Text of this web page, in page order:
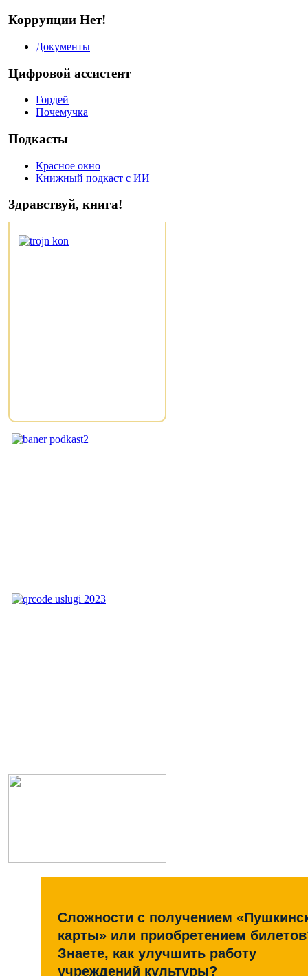
Коррупции Нет!
Документы
Цифровой ассистент
Гордей
Почемучка
Подкасты
Красное окно
Книжный подкаст с ИИ
Здравствуй, книга!
Сложности с получением
карты» или приобретением
Знаете, как улучшить работу
учреждений культуры?